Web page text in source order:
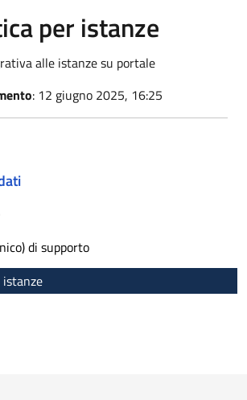
per istanze
alle istanze su portale
: 12 giugno 2025, 16:25
di supporto